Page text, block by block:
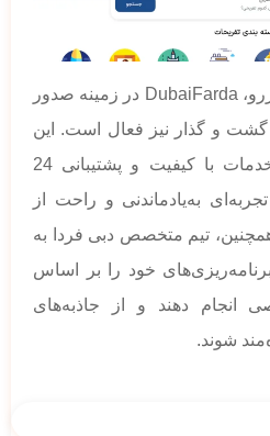
علاوه بر خدمات اجاره و رزرو، DubaiFarda در زمینه صدور
گشت و گذار نیز فعال است. این
شرکت با تأکید بر ارائه خدمات با کیفیت و پشتیبانی 24
به‌یادماندنی و راحت از
تیم متخصص دبی فردا به
خود را بر اساس
انجام دهند و از جاذبه‌های
شوند.